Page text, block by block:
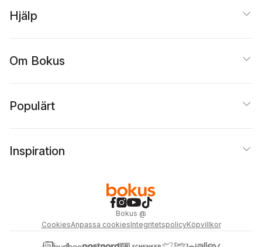
Hjälp
Om Bokus
Populärt
Inspiration
Bokus @
CookiesAnpassa cookiesIntegritetspolicyKöpvillkor